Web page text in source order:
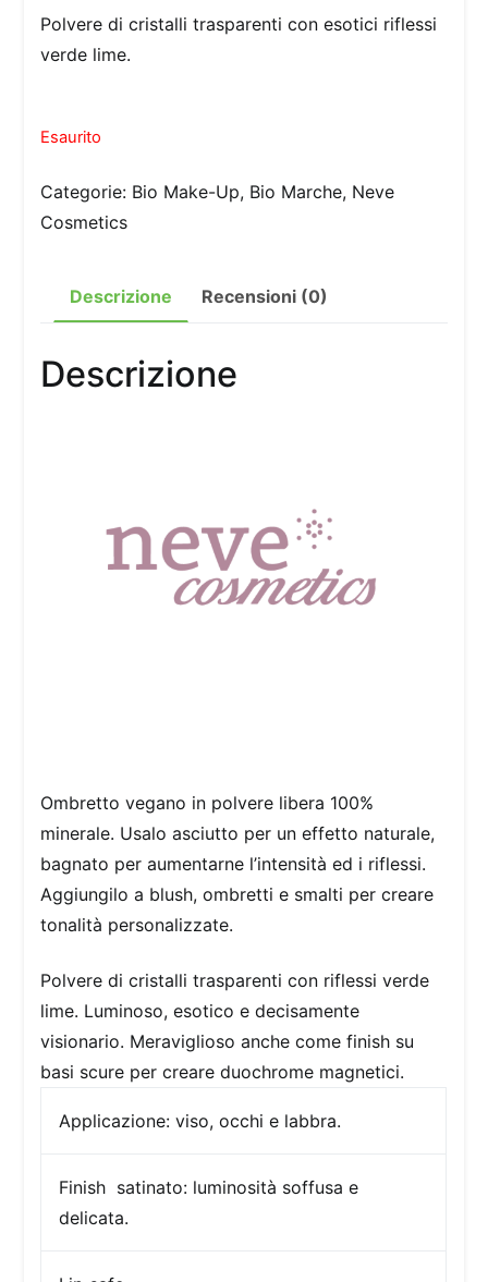
Polvere di cristalli trasparenti con esotici riflessi
verde lime.
Esaurito
Categorie: Bio Make-Up, Bio Marche, Neve
Cosmetics
Descrizione Recensioni (0)
Descrizione
Ombretto vegano in polvere libera 100%
minerale. Usalo asciutto per un effetto naturale,
bagnato per aumentarne l’intensità ed i riflessi.
Aggiungilo a blush, ombretti e smalti per creare
tonalità personalizzate.
Polvere di cristalli trasparenti con riflessi verde
lime. Luminoso, esotico e decisamente
visionario. Meraviglioso anche come finish su
basi scure per creare duochrome magnetici.
Applicazione: viso, occhi e labbra.
Finish satinato: luminosità soffusa e
delicata.